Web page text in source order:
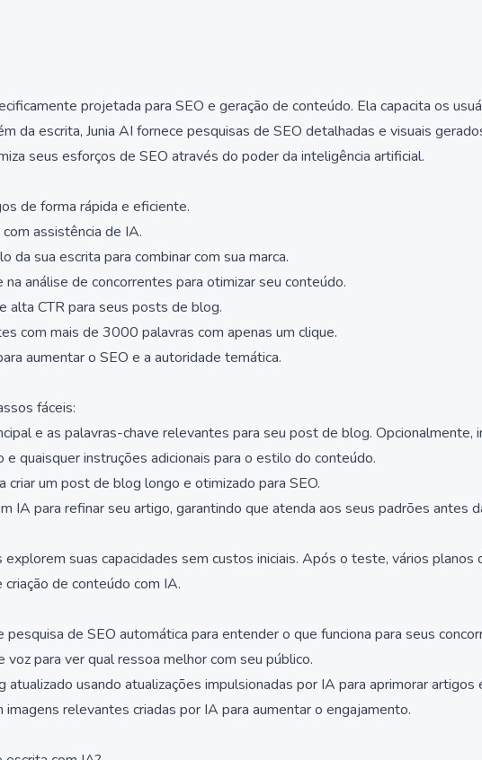
projetada para SEO e geração de conteúdo. Ela capacita os
da escrita, Junia AI fornece pesquisas de SEO detalhadas e visuais
seus esforços de SEO através do poder da inteligência artificial.
de forma rápida e eficiente.
assistência de IA.
sua escrita para combinar com sua marca.
análise de concorrentes para otimizar seu conteúdo.
alta CTR para seus posts de blog.
com mais de 3000 palavras com apenas um clique.
aumentar o SEO e a autoridade temática.
fáceis:
e as palavras-chave relevantes para seu post de blog. Opcionalmente,
quaisquer instruções adicionais para o estilo do conteúdo.
um post de blog longo e otimizado para SEO.
IA para refinar seu artigo, garantindo que atenda aos seus padrões antes
suas capacidades sem custos iniciais. Após o teste, vários
de conteúdo com IA.
de SEO automática para entender o que funciona para seus
para ver qual ressoa melhor com seu público.
usando atualizações impulsionadas por IA para aprimorar artigos
relevantes criadas por IA para aumentar o engajamento.